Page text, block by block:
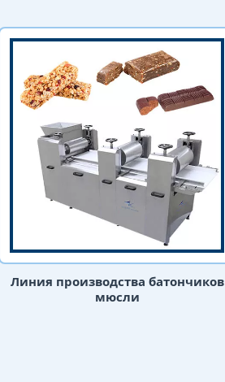
Линия производства батончиков
мюсли